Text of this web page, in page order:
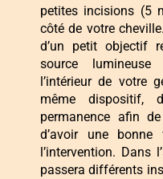
petites incisions (5
côté de votre
d’un petit objectif
source lumineuse
l’intérieur de votre
même dispositif,
permanence afin
d’avoir une
l’intervention. Dans
passera différents